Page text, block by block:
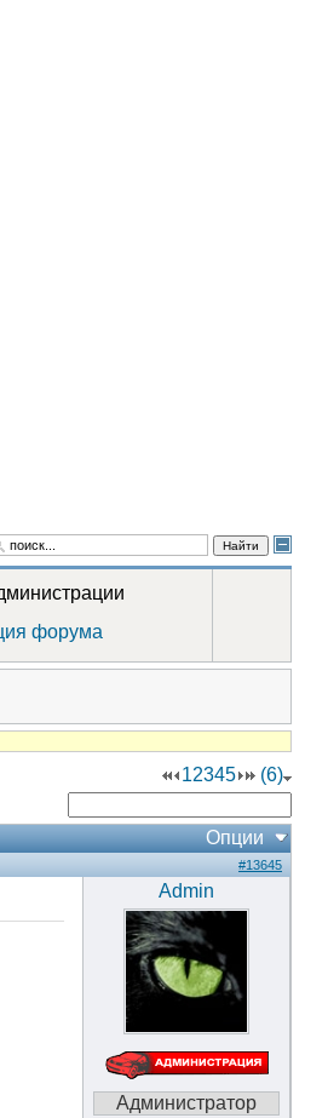
Найти
форума
12345 (6)
Опции
#13645
Admin
Администратор